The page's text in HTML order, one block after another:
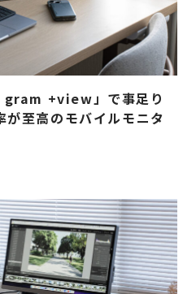
gram +view」で事足り
至高のモバイルモニタ